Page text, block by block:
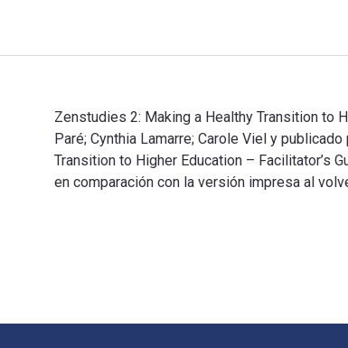
Zenstudies 2: Making a Healthy Transition to
Paré; Cynthia Lamarre; Carole Viel y
Transition to Higher Education – Facilitator’s
en comparación con la versión impresa al